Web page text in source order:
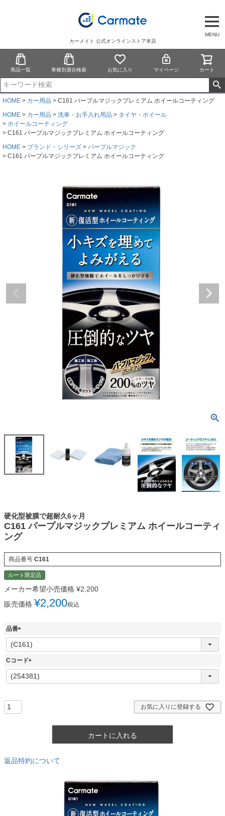
MENU
カーメイト 公式オンラインストア本店
商品一覧 車種別適合検索 お気に入り マイページ カート
HOME カー用品
C161 パープルマジックプレミアム ホイールコーティング
HOME
カー用品 洗車・お手入れ用品
タイヤ・ホイール
ホイールコーティング
C161 パープルマジックプレミアム ホイールコーティング
HOME
ブランド・シリーズ
パープルマジック
C161 パープルマジックプレミアム ホイールコーティング
硬化型被膜で超耐久6ヶ月
C161 パープルマジックプレミアム ホイールコーティ
ング
商品番号 C161
ルート限定品
メーカー希望小売価格 ¥2,200
販売価格 ¥2,200税込
品番
(
必
Cコード
(
必
お気に入りに登録する
カートに入れる
返品特約について